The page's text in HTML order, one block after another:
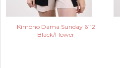
Kimono Dama Sunday 6112
Black/Flower